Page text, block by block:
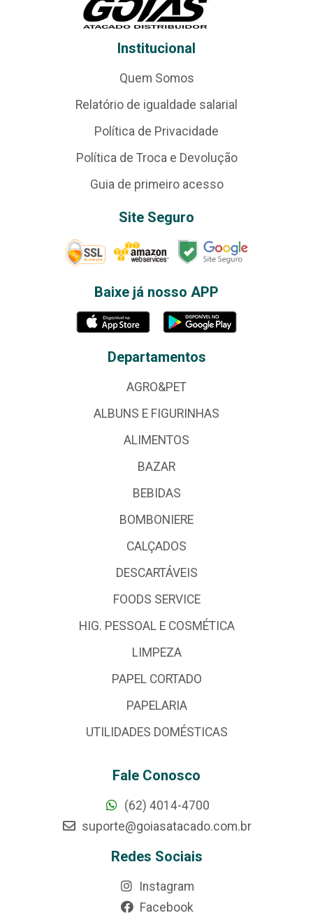
Institucional
Quem Somos
Relatório de igualdade salarial
Política de Privacidade
Política de Troca e Devolução
Guia de primeiro acesso
Site Seguro
Baixe já nosso APP
Departamentos
AGRO&PET
ALBUNS E FIGURINHAS
ALIMENTOS
BAZAR
BEBIDAS
BOMBONIERE
CALÇADOS
DESCARTÁVEIS
FOODS SERVICE
HIG. PESSOAL E COSMÉTICA
LIMPEZA
PAPEL CORTADO
PAPELARIA
UTILIDADES DOMÉSTICAS
Fale Conosco
(62) 4014-4700
suporte@goiasatacado.com.br
Redes Sociais
Instagram
Facebook